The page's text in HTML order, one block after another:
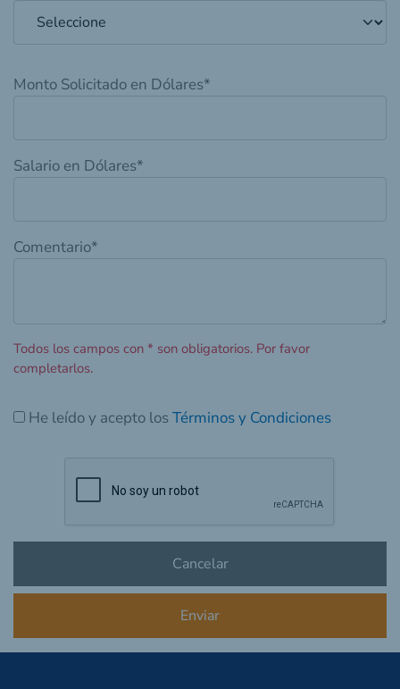
Monto Solicitado en Dólares*
Salario en Dólares*
Comentario*
Todos los campos con * son obligatorios. Por favor
completarlos.
He leído y acepto los Términos y Condiciones